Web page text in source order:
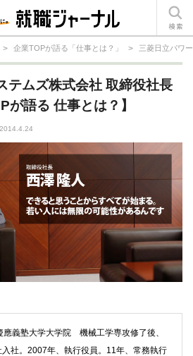
> 企業TOPが語る「仕事とは？」 > 三菱日立パワ
テムズ株式会社 取締役社長
が語る 仕事とは？】
2014.4.24
義塾大学大学院 機械工学専攻修了後、
社。2007年、執行役員。11年、常務執行